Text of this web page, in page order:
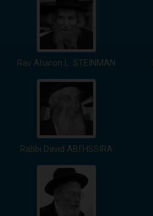
Rav Aharon L. STEINMAN
Rabbi David ABI'HSSIRA